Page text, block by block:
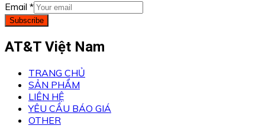
Email *
Subscribe
AT&T Việt Nam
TRANG CHỦ
SẢN PHẨM
LIÊN HỆ
YÊU CẦU BÁO GIÁ
OTHER